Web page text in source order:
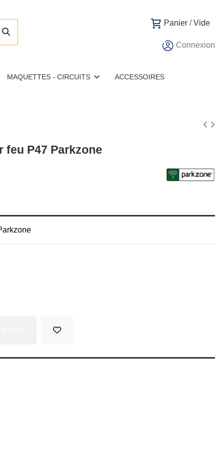
Panier /Vide
Connexion
MAQUETTES - CIRCUITS ACCESSOIRES
feu P47 Parkzone